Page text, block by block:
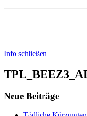
Info schließen
Neue Beiträge